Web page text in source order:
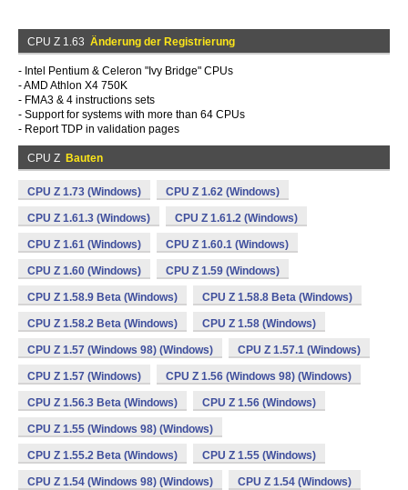
CPU Z 1.63 Änderung der Registrierung
- Intel Pentium & Celeron "Ivy Bridge" CPUs
- AMD Athlon X4 750K
- FMA3 & 4 instructions sets
- Support for systems with more than 64 CPUs
- Report TDP in validation pages
CPU Z Bauten
CPU Z 1.73 (Windows) CPU Z 1.62 (Windows)
CPU Z 1.61.3 (Windows) CPU Z 1.61.2 (Windows)
CPU Z 1.61 (Windows) CPU Z 1.60.1 (Windows)
CPU Z 1.60 (Windows) CPU Z 1.59 (Windows)
CPU Z 1.58.9 Beta (Windows) CPU Z 1.58.8 Beta (Windows)
CPU Z 1.58.2 Beta (Windows) CPU Z 1.58 (Windows)
CPU Z 1.57 (Windows 98) (Windows) CPU Z 1.57.1 (Windows)
CPU Z 1.57 (Windows) CPU Z 1.56 (Windows 98) (Windows)
CPU Z 1.56.3 Beta (Windows) CPU Z 1.56 (Windows)
CPU Z 1.55 (Windows 98) (Windows)
CPU Z 1.55.2 Beta (Windows) CPU Z 1.55 (Windows)
CPU Z 1.54 (Windows 98) (Windows) CPU Z 1.54 (Windows)